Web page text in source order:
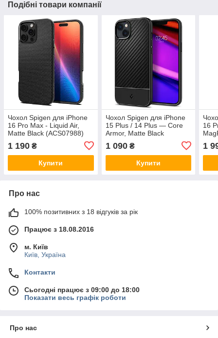
Подібні товари компанії
Чохол Spigen для iPhone
16 Pro Max - Liquid Air,
Matte Black (ACS07988)
1 190 ₴
Купити
Чохол Spigen для iPhone
15 Plus / 14 Plus — Core
Armor, Matte Black
1 090₴
Купити
16
1
Про нас
100% позитивних з 18 відгуків за рік
Працює з 18.08.2016
м. Київ
Київ, Україна
Контакти
Сьогодні працює з 09:00 до 18:00
Показати весь графік роботи
Про нас